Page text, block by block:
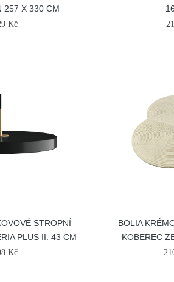
257 X 330 CM
Kč
STROPNÍ
PLUS II. 43 CM
Kč
BOLIA
KOBEREC